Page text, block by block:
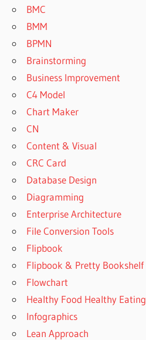
BMC
BMM
BPMN
Brainstorming
Business Improvement
C4 Model
Chart Maker
CN
Content & Visual
CRC Card
Database Design
Diagramming
Enterprise Architecture
File Conversion Tools
Flipbook
Flipbook & Pretty Bookshelf
Flowchart
Healthy Food Healthy Eating
Infographics
Lean Approach